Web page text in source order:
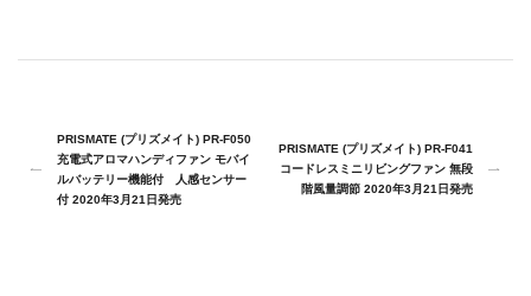
PRISMATE (プリズメイト) PR-F050
充電式アロマハンディファン モバイ
ルバッテリー機能付 人感センサー
付 2020年3月21日発売
PRISMATE (プリズメイト) PR-F041
コードレスミニリビングファン 無段
階風量調節 2020年3月21日発売